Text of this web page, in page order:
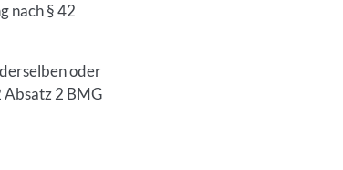
nach § 42
oder
2 BMG